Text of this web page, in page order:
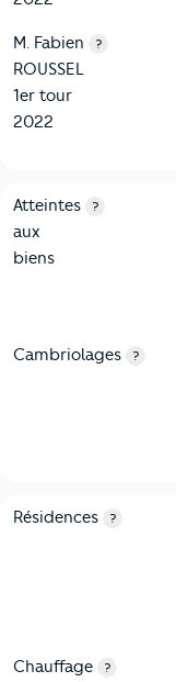
M. Fabien
ROUSSEL
1er tour
2022
?
7-Sécurité
Critères
Atteintes
aux
biens
?
Cambriolages ?
8-Chauffage
Critères Auneau
Résidences ?
Chauffage
?